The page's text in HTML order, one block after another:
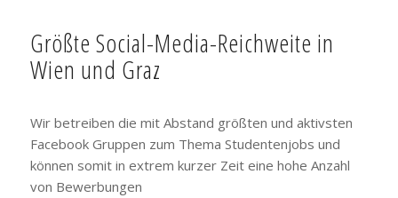
Größte Social-Media-Reichweite in
Wien und Graz
Wir betreiben die mit Abstand größten und aktivsten
Facebook Gruppen zum Thema Studentenjobs und
können somit in extrem kurzer Zeit eine hohe Anzahl
von Bewerbungen